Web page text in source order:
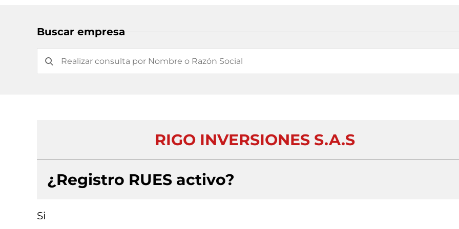
Buscar empresa
RIGO INVERSIONES S.A.S
¿Registro RUES activo?
Si